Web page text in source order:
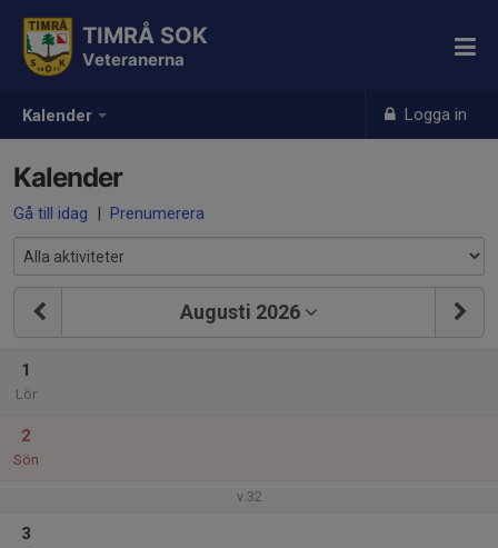
Kalender Logga in
TIMRÅ SOK
Veteranerna
Kalender
Gå till idag | Prenumerera
Augusti 2026
1
Lör
2
Sön
v.32
3